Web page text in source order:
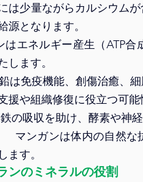
は少量ながらカルシウム
源となります。
はエネルギー産生（ATP
します。
は免疫機能、創傷治癒、
援や組織修復に役立つ可能
吸収を助け、酵素や神経
マンガンは体内の自然な
ます。
ンのミネラルの役割